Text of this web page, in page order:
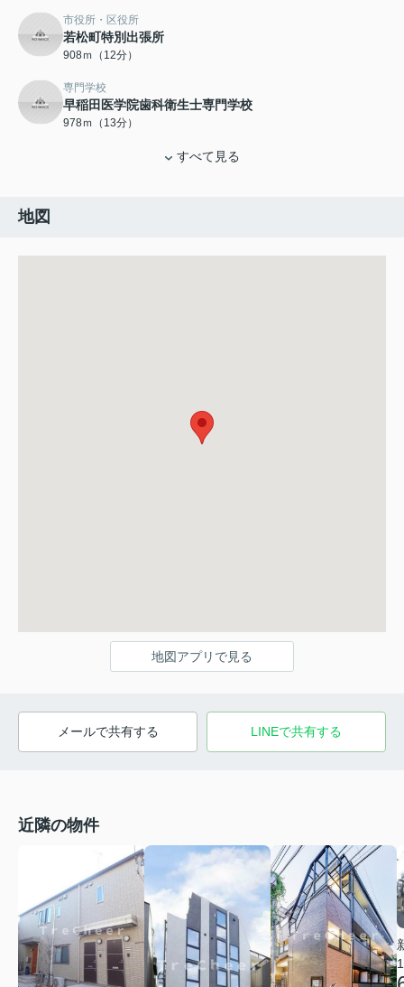
市役所・区役所
若松町特別出張所
908ｍ（12分）
専門学校
早稲田医学院歯科衛生士専門学校
978ｍ（13分）
すべて見る
地図
地図アプリで見る
メールで共有する LINEで共有する
近隣の物件